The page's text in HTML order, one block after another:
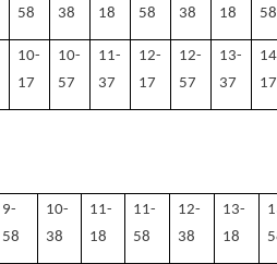
58
38
18
58
38
18
58
10-
17
10-
57
11-
37
12-
17
12-
57
13-
37
17
9-
58
10-
38
11-
18
11-
58
12-
38
13-
18